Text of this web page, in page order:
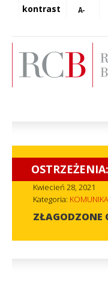
kontrast
OSTRZEŻENIA:
Kwiecień 28, 2021
Kategoria:
ZŁAGODZONE